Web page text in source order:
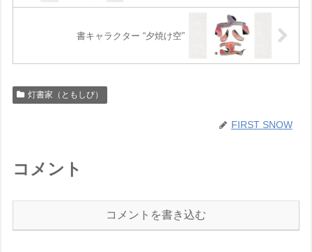
書キャラクター “夕焼け空”
灯書家（ともしび）
FIRST SNOW
コメント
コメントを書き込む